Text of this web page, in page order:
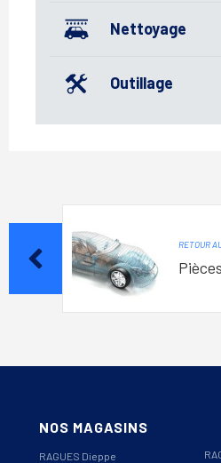
Nettoyage
Outillage
RETOUR
NOS MAGASINS
RAGUES Dieppe